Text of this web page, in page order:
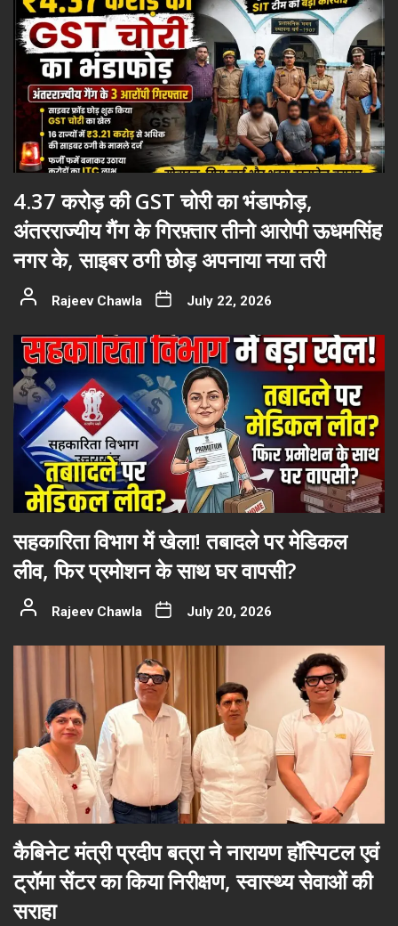
4.37 करोड़ की GST चोरी का भंडाफोड़,
अंतरराज्यीय गैंग के गिरफ़्तार तीनो आरोपी ऊधमसिंह
नगर के, साइबर ठगी छोड़ अपनाया नया तरी
Rajeev Chawla July 22, 2026
सहकारिता विभाग में खेला! तबादले पर मेडिकल
लीव, फिर प्रमोशन के साथ घर वापसी?
Rajeev Chawla July 20, 2026
कैबिनेट मंत्री प्रदीप बत्रा ने नारायण हॉस्पिटल एवं
ट्रॉमा सेंटर का किया निरीक्षण, स्वास्थ्य सेवाओं की
सराहा